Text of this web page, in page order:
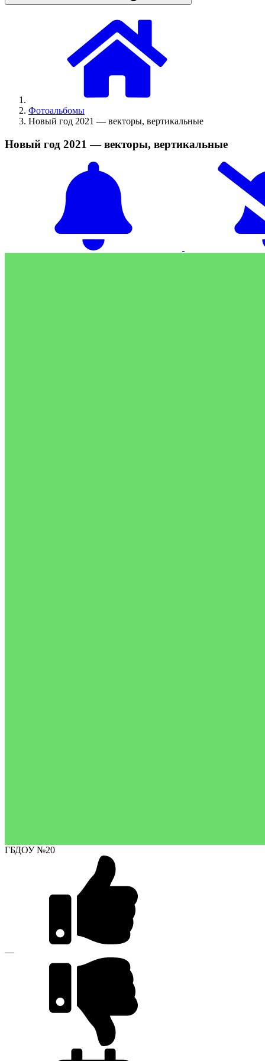
Фотоальбомы
Новый год 2021 — векторы, вертикальные
Новый год 2021 — векторы, вертикальные
ГБДОУ №20
—